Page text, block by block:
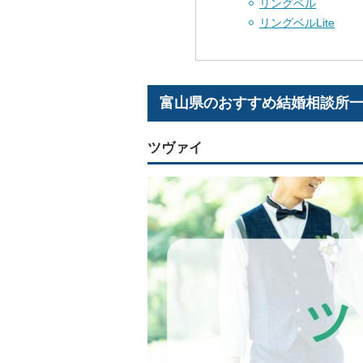
リングベル
リングベルLite
富山県のおすすめ結婚相談所
ツヴァイ